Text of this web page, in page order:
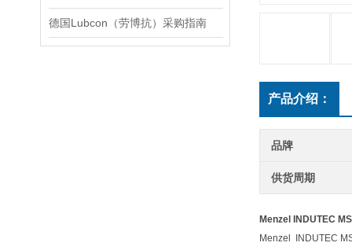
德国Lubcon（劳博抗）采购指南
产品介绍：
品牌
供货周期
Menzel INDUTEC
Menzel INDUTEC